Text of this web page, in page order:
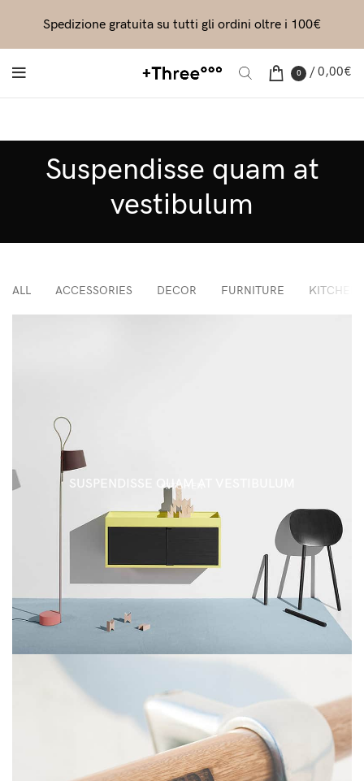
0 / 0,00€
Suspendisse quam at
vestibulum
ALL ACCESSORIES DECOR FURNITURE KITCHEN
KITCHEN
SUSPENDISSE QUAM AT VESTIBULUM
Spedizione gratuita su tutti gli ordini oltre i 100€